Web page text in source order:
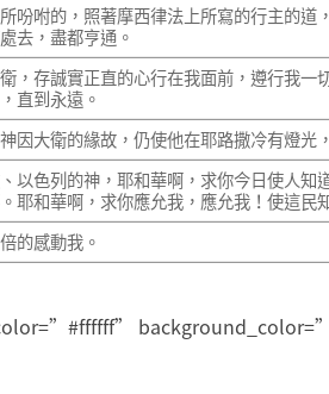
吩咐的，照著摩西律法上所寫的行主的
去，盡都亨通。
，存誠實正直的心行在我面前，遵行我
直到永遠。
因大衛的緣故，仍使他在耶路撒冷有燈光
以色列的神，耶和華啊，求你今日使人
耶和華啊，求你應允我，應允我！使這民
的感動我。